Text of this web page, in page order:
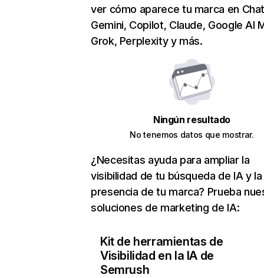
ver cómo aparece tu marca en
Gemini, Copilot, Claude, Google AI
Grok, Perplexity y más.
Ningún resultado
No tenemos datos que mostrar.
¿Necesitas ayuda para ampliar la
visibilidad de tu búsqueda de IA y la
presencia de tu marca? Prueba
soluciones de marketing de IA:
Kit de herramientas de
Visibilidad en la IA de
Semrush